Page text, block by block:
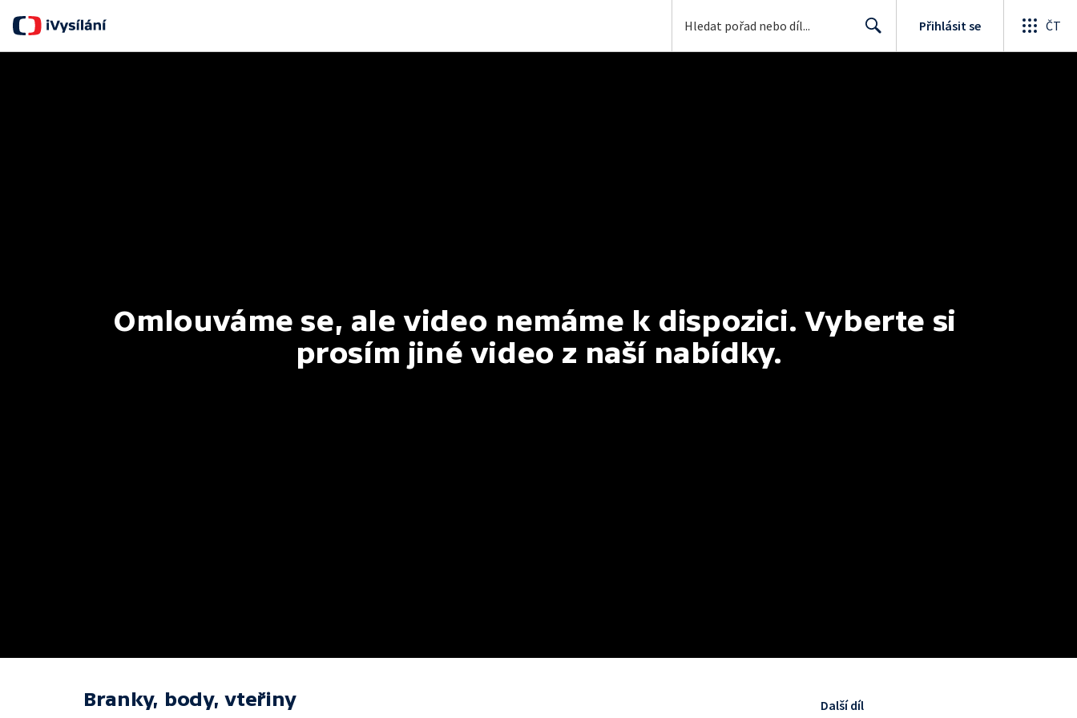
Přihlásit se ČT
Omlouváme se, ale video nemáme k dispozici. Vyberte si
prosím jiné video z naší nabídky.
Branky, body, vteřiny Další díl